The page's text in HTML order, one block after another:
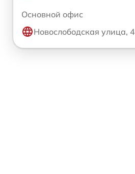
Основной офис
Новослободская улица, 4